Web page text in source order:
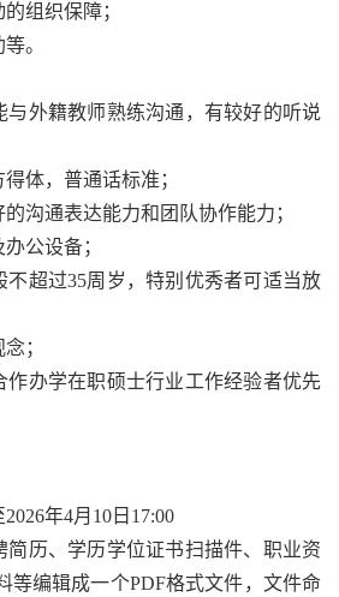
组织保障；
。
与外籍教师熟练沟通，有较好的听说
体，普通话标准；
沟通表达能力和团队协作能力；
公设备；
不超过35周岁，特别优秀者可适当放
；
作办学在职硕士行业工作经验者优先
年4月10日17:00
简历、学历学位证书扫描件、职业资
等编辑成一个PDF格式文件，文件命